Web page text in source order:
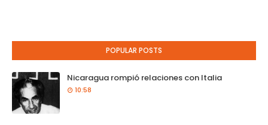
POPULAR POSTS
Nicaragua rompió relaciones con Italia
10:58